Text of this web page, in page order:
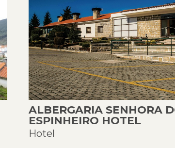
ALBERGARIA SENHORA
ESPINHEIRO HOTEL
Hotel